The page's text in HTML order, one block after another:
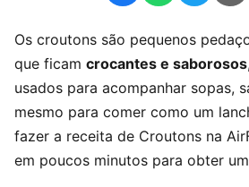
Os croutons são pequenos
que ficam crocantes e saborosos
usados para acompanhar sopas,
mesmo para comer como um
fazer a receita de Croutons na
em poucos minutos para obter